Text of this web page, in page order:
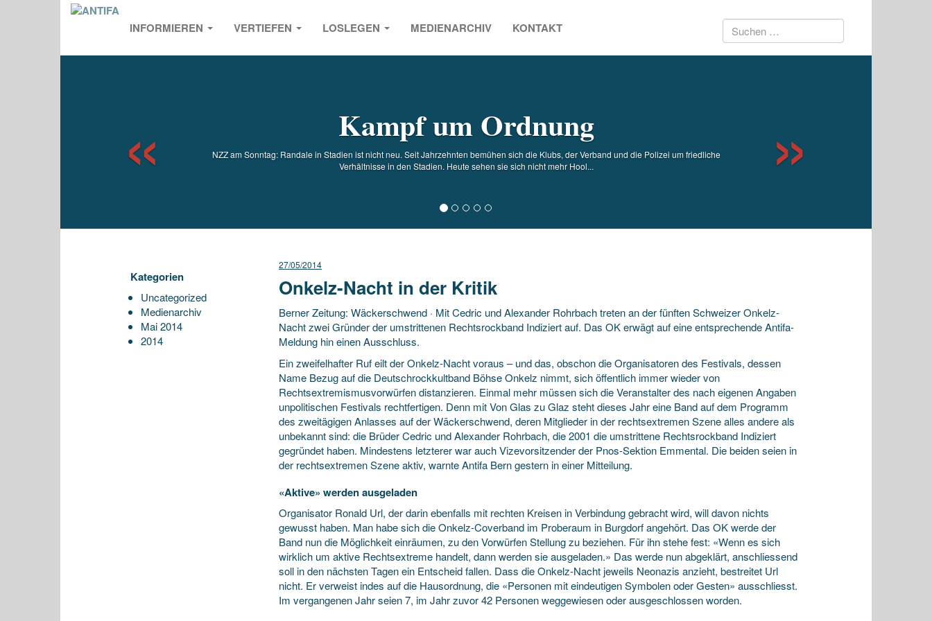
INFORMIEREN VERTIEFEN LOSLEGEN MEDIENARCHIV KONTAKT Suchen
Kampf um Ordnung
NZZ am Sonntag: Randale in Stadien ist nicht neu. Seit Jahrzehnten bemühen sich die Klubs, der Verband und die Polizei um friedliche
Verhältnisse in den Stadien. Heute sehen sie sich nicht mehr Hool...
Kategorien
Uncategorized
Medienarchiv
Mai 2014
2014
27/05/2014
Onkelz-Nacht in der Kritik
Berner Zeitung: Wäckerschwend · Mit Cedric und Alexander Rohrbach treten an der fünften Schweizer Onkelz-
Nacht zwei Gründer der umstrittenen Rechtsrockband Indiziert auf. Das OK erwägt auf eine entsprechende Antifa-
Meldung hin einen Ausschluss.
Ein zweifelhafter Ruf eilt der Onkelz-Nacht voraus – und das, obschon die Organisatoren des Festivals, dessen
Name Bezug auf die Deutschrockkultband Böhse Onkelz nimmt, sich öffentlich immer wieder von
Rechtsextremismusvorwürfen distanzieren. Einmal mehr müssen sich die Veranstalter des nach eigenen Angaben
unpolitischen Festivals rechtfertigen. Denn mit Von Glas zu Glaz steht dieses Jahr eine Band auf dem Programm
des zweitägigen Anlasses auf der Wäckerschwend, deren Mitglieder in der rechtsextremen Szene alles andere als
unbekannt sind: die Brüder Cedric und Alexander Rohrbach, die 2001 die umstrittene Rechtsrockband Indiziert
gegründet haben. Mindestens letzterer war auch Vizevorsitzender der Pnos-Sektion Emmental. Die beiden seien in
der rechtsextremen Szene aktiv, warnte Antifa Bern gestern in einer Mitteilung.
«Aktive» werden ausgeladen
Organisator Ronald Url, der darin ebenfalls mit rechten Kreisen in Verbindung gebracht wird, will davon nichts
gewusst haben. Man habe sich die Onkelz-Coverband im Proberaum in Burgdorf angehört. Das OK werde der
Band nun die Möglichkeit einräumen, zu den Vorwürfen Stellung zu beziehen. Für ihn stehe fest: «Wenn es sich
wirklich um aktive Rechtsextreme handelt, dann werden sie ausgeladen.» Das werde nun abgeklärt, anschliessend
soll in den nächsten Tagen ein Entscheid fallen. Dass die Onkelz-Nacht jeweils Neonazis anzieht, bestreitet Url
nicht. Er verweist indes auf die Hausordnung, die «Personen mit eindeutigen Symbolen oder Gesten» ausschliesst.
Im vergangenen Jahr seien 7, im Jahr zuvor 42 Personen weggewiesen oder ausgeschlossen worden.